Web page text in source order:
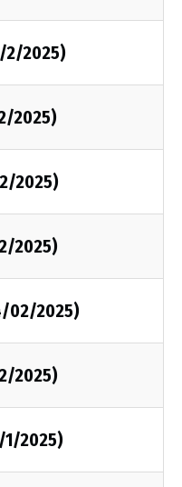
2/2025)
2025)
2025)
2025)
02/2025)
2025)
1/2025)